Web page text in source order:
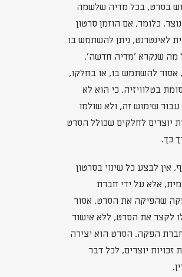
בסרט, בכל מדיה שלשמה
כלומר, אם הוזמן סרטון
לאינטרנט, ניתן להשתמש בו
מה שנקרא 'מדיה חדשה'.
אסור להשתמש בו, או בחלקו,
בטלוויזיה, כי הוא לא
עבור שימוש זה, ולא שולמו
יוצרים לחלקים שכולל הסרט
כך.
אין לבצע כל שינוי בסרטון
אלא על ידי חברת
שהפיקה את הסרט. אסור
לקצר את הסרט, ללא אישור
הפקה. הסרט הוא יצירה
זכויות יוצרים, לכל דבר